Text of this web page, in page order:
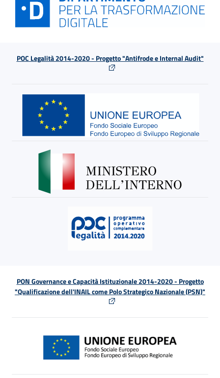
POC Legalità 2014-2020 - Progetto "Antifrode e Internal Audit"
PON Governance e Capacità Istituzionale 2014-2020 - Progetto
"Qualificazione dell'INAIL come Polo Strategico Nazionale (PSN)"